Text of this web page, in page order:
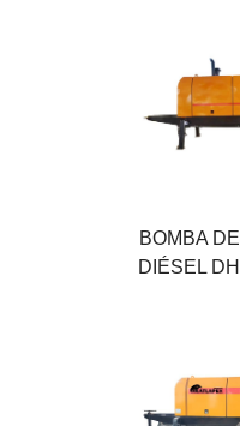
BOMBA
DIÉSEL
Salida máxima
80 M³/H
Presión
176 KW
Máximo
80 M³/H